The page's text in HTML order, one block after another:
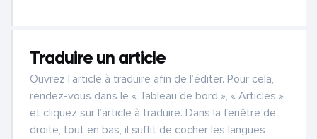
Traduire un article
Ouvrez l’article à traduire afin de l’éditer. Pour cela,
rendez-vous dans le « Tableau de bord », « Articles »
et cliquez sur l’article à traduire. Dans la fenêtre de
droite, tout en bas, il suffit de cocher les langues